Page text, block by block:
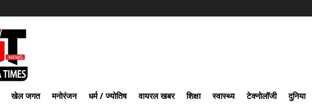
खेल जगत मनोरंजन धर्म / ज्योतिष वायरल खबर शिक्षा स्वास्थ्य टेक्नोलॉजी दुनिया